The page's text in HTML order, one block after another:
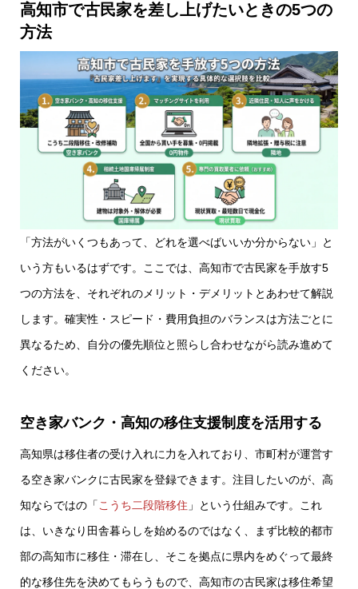
高知市で古民家を差し上げたいときの5つの
方法
「方法がいくつもあって、どれを選べばいいか分からない」と
いう方もいるはずです。ここでは、高知市で古民家を手放す5
つの方法を、それぞれのメリット・デメリットとあわせて解説
します。確実性・スピード・費用負担のバランスは方法ごとに
異なるため、自分の優先順位と照らし合わせながら読み進めて
ください。
空き家バンク・高知の移住支援制度を活用する
高知県は移住者の受け入れに力を入れており、市町村が運営す
る空き家バンクに古民家を登録できます。注目したいのが、高
知ならではの「 こうち二段階移住 」という仕組みです。これ
は、いきなり田舎暮らしを始めるのではなく、まず比較的都市
部の高知市に移住・滞在し、そこを拠点に県内をめぐって最終
的な移住先を決めてもらうもので、高知市の古民家は移住希望